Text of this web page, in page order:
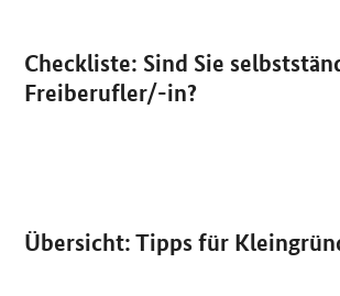
Checkliste: Sind Sie
Freiberufler/-in?
Publikation:
PDF
Übersicht: Tipps für
Publikation: